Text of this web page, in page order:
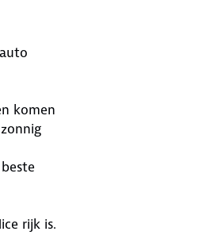
komen
rijk is.